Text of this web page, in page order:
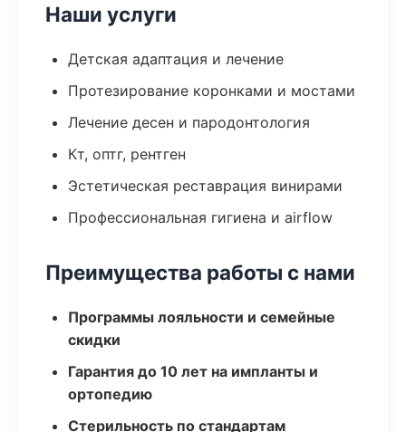
Наши услуги
Детская адаптация и лечение
Протезирование коронками и мостами
Лечение десен и пародонтология
Кт, оптг, рентген
Эстетическая реставрация винирами
Профессиональная гигиена и airflow
Преимущества работы с нами
Программы лояльности и семейные
скидки
Гарантия до 10 лет на импланты и
ортопедию
Стерильность по стандартам